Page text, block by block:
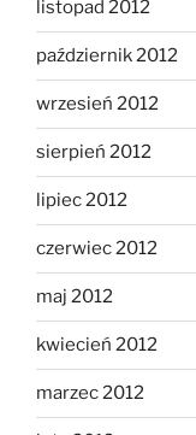
listopad 2012
październik 2012
wrzesień 2012
sierpień 2012
lipiec 2012
czerwiec 2012
maj 2012
kwiecień 2012
marzec 2012